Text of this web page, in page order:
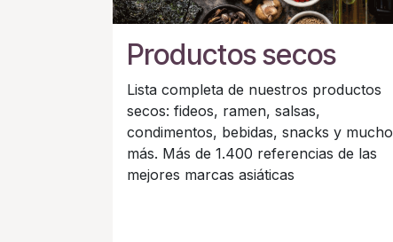
Productos secos
Lista completa de nuestros productos
secos: fideos, ramen, salsas,
condimentos, bebidas, snacks y mucho
más. Más de 1.400 referencias de las
mejores marcas asiáticas